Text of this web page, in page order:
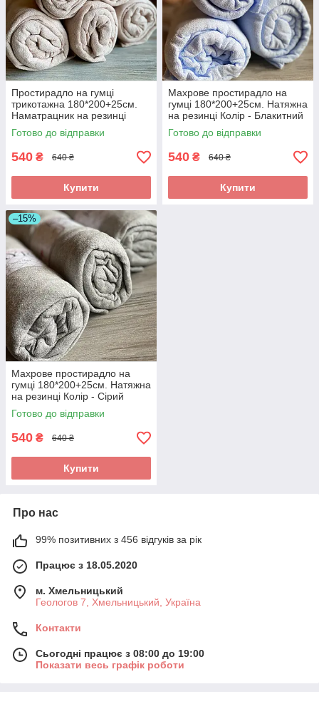
Простирадло на гумці
трикотажна 180*200+25см.
Наматрацник на резинці
Колір -Капучіно
Готово до відправки
540 ₴ 640 ₴
Купити
Махрове простирадло на
гумці 180*200+25см. Натяжна
на резинці Колір - Блакитний
Готово до відправки
540 ₴ 640 ₴
Купити
–15%
Махрове простирадло на
гумці 180*200+25см. Натяжна
на резинці Колір - Сірий
Готово до відправки
540 ₴ 640 ₴
Купити
Про нас
99% позитивних з 456 відгуків за рік
Працює з 18.05.2020
м. Хмельницький
Геологов 7, Хмельницький, Україна
Контакти
Сьогодні працює з 08:00 до 19:00
Показати весь графік роботи